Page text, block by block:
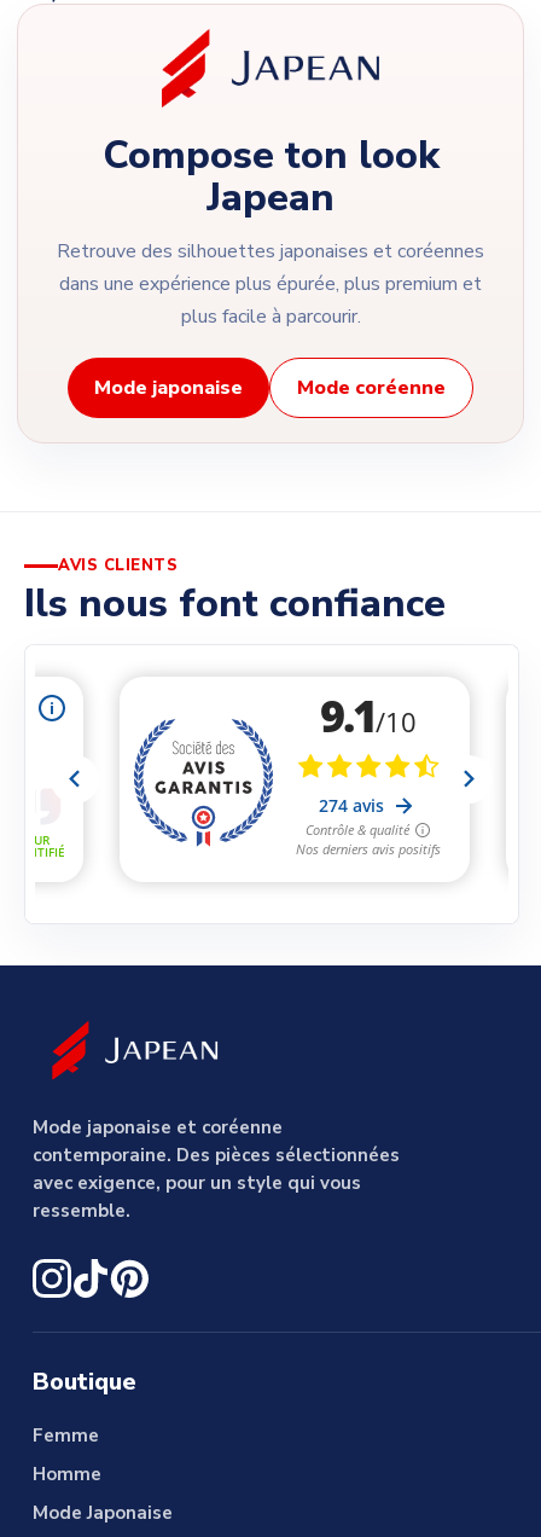
Compose ton look
Japean
Retrouve des silhouettes japonaises et coréennes
dans une expérience plus épurée, plus premium et
plus facile à parcourir.
Mode japonaise Mode coréenne
AVIS CLIENTS
Ils nous font confiance
Mode japonaise et coréenne
contemporaine. Des pièces sélectionnées
avec exigence, pour un style qui vous
ressemble.
Boutique
Femme
Homme
Mode Japonaise